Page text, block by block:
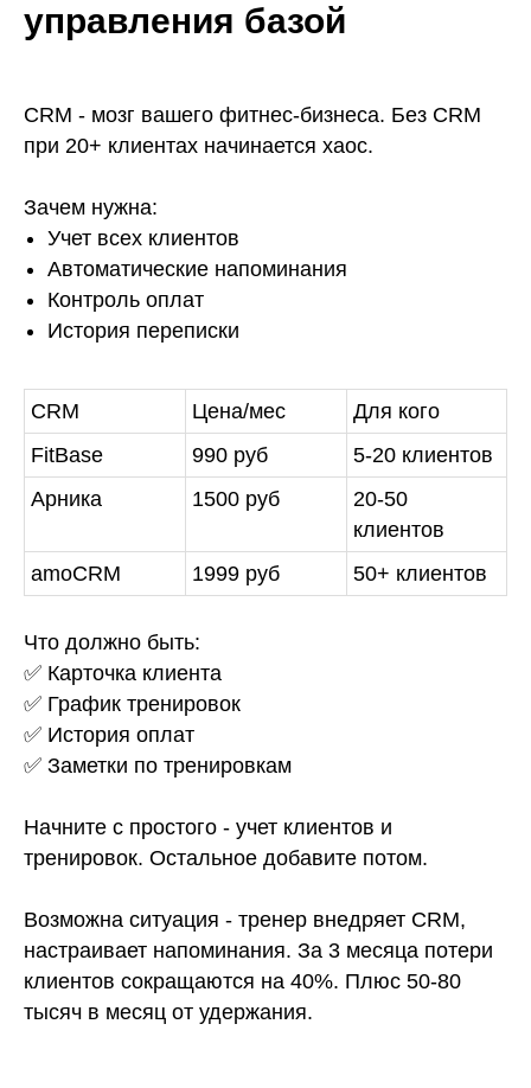
управления базой
CRM - мозг вашего фитнес-бизнеса. Без CRM
при 20+ клиентах начинается хаос.
Зачем нужна:
Учет всех клиентов
Автоматические напоминания
Контроль оплат
История переписки
CRM Цена/мес
Для кого
FitBase
990 руб
5-20 клиентов
Арника
1500 руб
20-50
клиентов
amoCRM
1999 руб 50+ клиентов
Что должно быть:
✅ Карточка клиента
✅ График тренировок
✅ История оплат
✅ Заметки по тренировкам
Начните с простого - учет клиентов и
тренировок. Остальное добавите потом.
Возможна ситуация - тренер внедряет CRM,
настраивает напоминания. За 3 месяца потери
клиентов сокращаются на 40%. Плюс 50-80
тысяч в месяц от удержания.